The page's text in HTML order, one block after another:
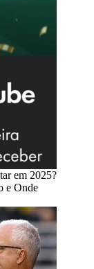
em 2025?
e Onde